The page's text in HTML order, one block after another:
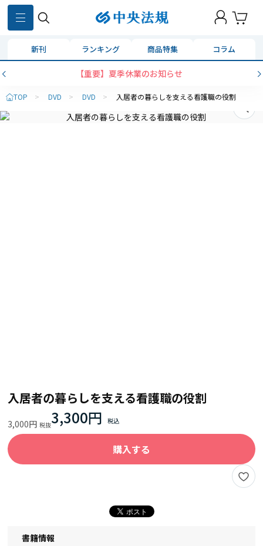
新刊 ランキング 商品特集 コラム
【重要】夏季休業のお知らせ
TOP > DVD > DVD > 入居者の暮らしを支える看護職の役割
入居者の暮らしを支える看護職の役割
3,000円 3,300円
購入する
書籍情報